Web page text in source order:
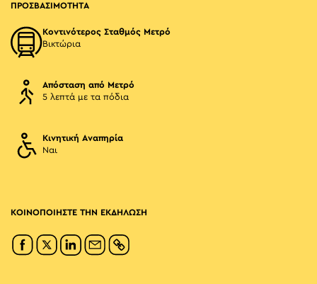
ΠΡΟΣΒΑΣΙΜΟΤΗΤΑ
Κοντινότερος Σταθμός Μετρό
Βικτώρια
Απόσταση από Μετρό
5 λεπτά με τα πόδια
Κινητική Αναπηρία
Ναι
ΚΟΙΝΟΠΟΙΗΣΤΕ ΤΗΝ ΕΚΔΗΛΩΣΗ